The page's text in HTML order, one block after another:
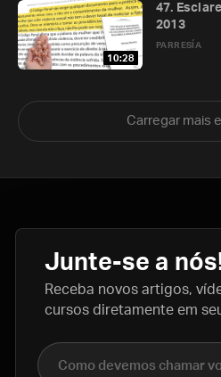
10:28
PARRESÍA
47.
2013
Carregar mais
Junte-se a
Receba novos artigos,
cursos diretamente em
Nome completo